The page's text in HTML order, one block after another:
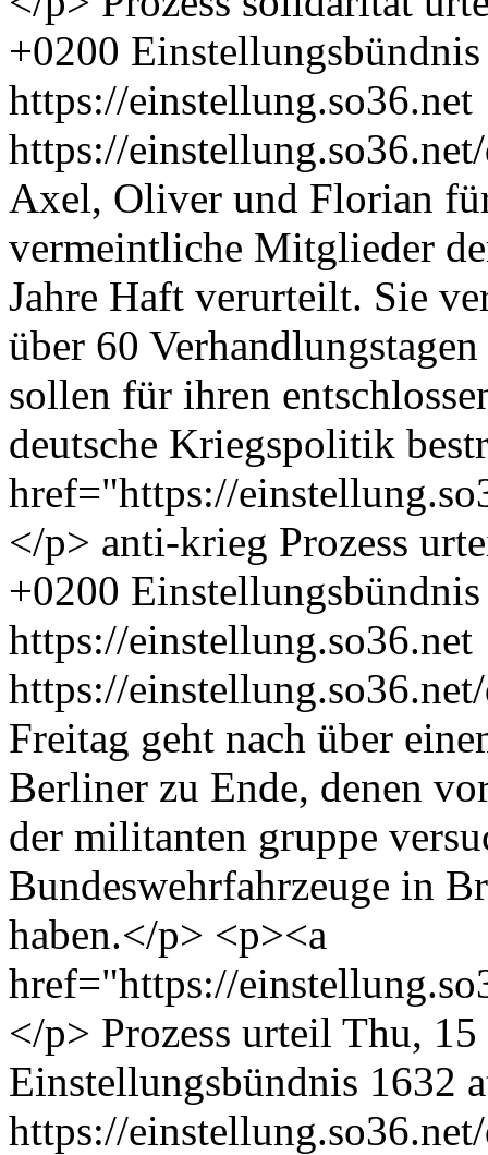
+0200 Einstellungsbündnis
https://einstellung.so36.net
https://
Axel, Oliver und Florian
vermeintliche Mitglieder
Jahre Haft verurteilt. Sie
über 60
sollen für ihren
deutsche Kriegspolitik
href="https://
</p> anti-krieg Prozess
+0200 Einstellungsbündnis
https://einstellung.so36.net
https://
Freitag geht nach über
Berliner zu Ende, denen
der militanten gruppe
Bundeswehrfahrzeuge in
haben.</p> <p><a
href="https://
</p> Prozess urteil Thu, 15
Einstellungsbündnis 1632
https://